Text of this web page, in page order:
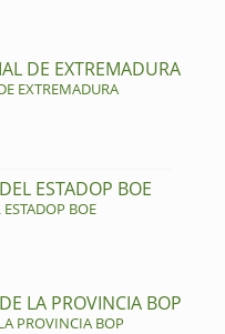
DE EXTREMADURA
EXTREMADURA
ESTADOP BOE
BOE
LA PROVINCIA BOP
PROVINCIA BOP